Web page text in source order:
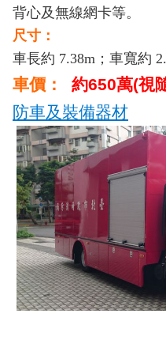
民
力
園
地
政
府
資
訊
公
開
公
文
公
開
專
背心及無線網卡等。
尺寸：
車長約 7.38m； 車寬約
車價： 約650萬(視
防車及裝備器材